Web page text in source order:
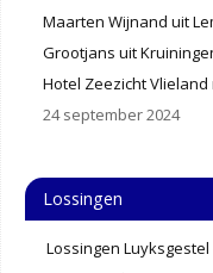
Maarten Wijnand uit
Grootjans uit
Hotel Zeezicht
24 september 2024
Lossingen
Lossingen Luyksgestel